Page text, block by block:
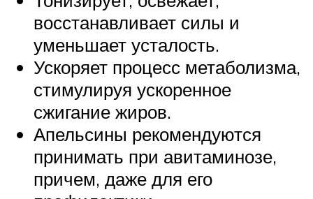
восстанавливает силы и
уменьшает усталость.
Ускоряет процесс метаболизма,
стимулируя ускоренное
сжигание жиров.
Апельсины рекомендуются
принимать при авитаминозе,
причем, даже для его